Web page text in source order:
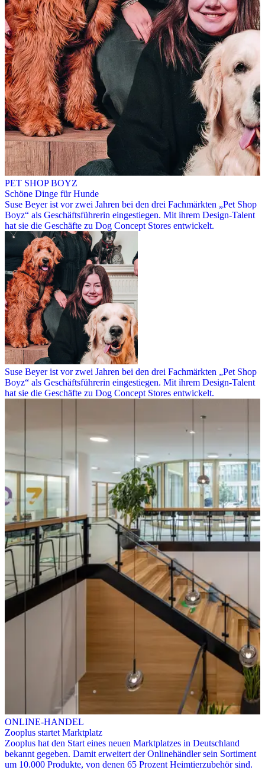
PET SHOP BOYZ
Schöne Dinge für Hunde
Suse Beyer ist vor zwei Jahren bei den drei Fachmärkten „Pet Shop
Boyz“ als Geschäftsführerin eingestiegen. Mit ihrem Design-Talent
hat sie die Geschäfte zu Dog Concept Stores entwickelt.
Suse Beyer ist vor zwei Jahren bei den drei Fachmärkten „Pet Shop
Boyz“ als Geschäftsführerin eingestiegen. Mit ihrem Design-Talent
hat sie die Geschäfte zu Dog Concept Stores entwickelt.
ONLINE-HANDEL
Zooplus startet Marktplatz
Zooplus hat den Start eines neuen Marktplatzes in Deutschland
bekannt gegeben. Damit erweitert der Onlinehändler sein Sortiment
um 10.000 Produkte, von denen 65 Prozent Heimtierzubehör sind.